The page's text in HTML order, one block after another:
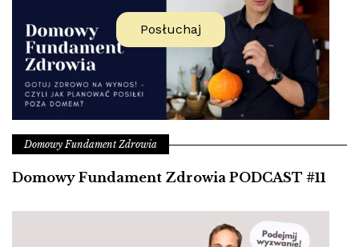
Posłuchaj
Domowy Fundament Zdrowia
Domowy Fundament Zdrowia PODCAST #11